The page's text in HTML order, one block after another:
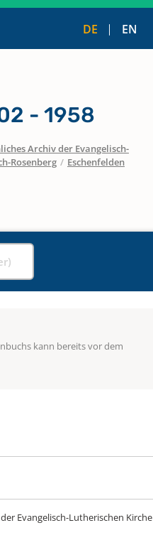
DE EN
- 1958
Archiv der Evangelisch-
Rosenberg / Eschenfelden
kann bereits vor dem
Evangelisch-Lutherischen Kirche